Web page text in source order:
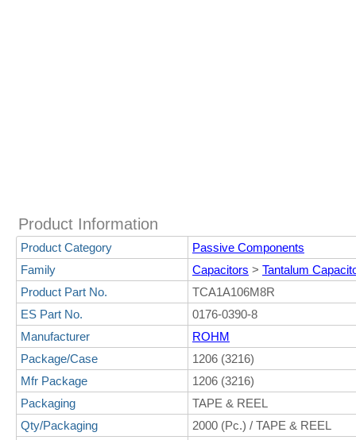
Product Information
Product Category
Passive Components
Family
Capacitors > Tantalum
Product Part No.
TCA1A106M8R
ES Part No.
0176-0390-8
Manufacturer
ROHM
Package/Case
1206 (3216)
Mfr Package
1206 (3216)
Packaging
TAPE & REEL
Qty/Packaging
2000 (Pc.) / TAPE & REEL